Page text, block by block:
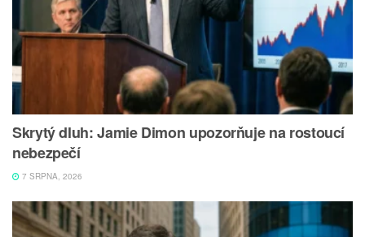
Skrytý dluh: Jamie Dimon upozorňuje na rostoucí
nebezpečí
7 SRPNA, 2026